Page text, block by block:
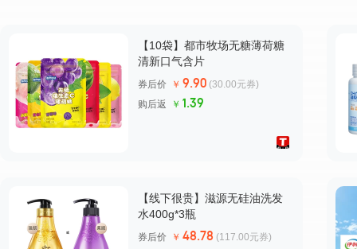
【10袋】都市牧场无糖薄荷糖
清新口气含片
券后价 ￥ 9.90 (30.00元券)
购后返
￥ 1.39
【线下很贵】滋源无硅油洗发
水400g*3瓶
券后价 ￥ 48.78 (117.00元券)